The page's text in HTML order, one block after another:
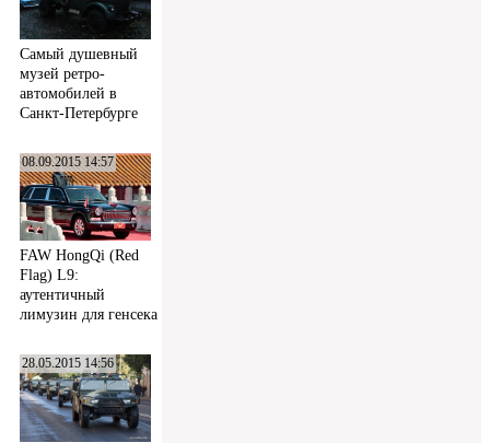
Самый душевный
музей ретро-
автомобилей в
Санкт-Петербурге
08.09.2015 14:57
FAW HongQi (Red
Flag) L9:
аутентичный
лимузин для генсека
28.05.2015 14:56